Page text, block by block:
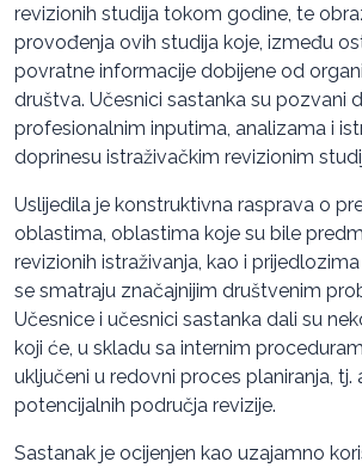
revizionih studija tokom godine, te
provođenja ovih studija koje, između
povratne informacije dobijene od
društva. Učesnici sastanka su pozvani
profesionalnim inputima, analizama i
doprinesu istraživačkim revizionim
Uslijedila je konstruktivna rasprava o
oblastima, oblastima koje su bile
revizionih istraživanja, kao i
se smatraju značajnijim društvenim
Učesnice i učesnici sastanka dali su
koji će, u skladu sa internim
uključeni u redovni proces planiranja,
potencijalnih područja revizije.
Sastanak je ocijenjen kao uzajamno